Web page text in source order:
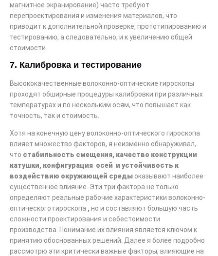
магнитное экранирование) часто требуют
перепроектирования и изменения материалов, что
приводит к дополнительной проверке, прототипированию и
тестированию, а следовательно, и к увеличению общей
стоимости.
7. Калибровка и тестирование
Высококачественные волоконно-оптические гироскопы
проходят обширные процедуры калибровки при различных
температурах и по нескольким осям, что повышает как
точность, так и стоимость.
Хотя на конечную цену волоконно-оптического гироскопа
влияет множество факторов, я неизменно обнаруживал,
что стабильность смещения, качество конструкции
катушки, конфигурация осей и устойчивость к
воздействию окружающей среды оказывают наиболее
существенное влияние. Эти три фактора не только
определяют реальные рабочие характеристики волоконно-
оптического гироскопа ,но и составляют большую часть
сложности проектирования и себестоимости
производства. Понимание их влияния является ключом к
принятию обоснованных решений. Далее я более подробно
рассмотрю эти критически важные факторы, влияющие на